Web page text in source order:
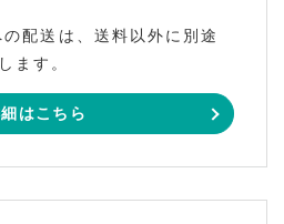
配送は、送料以外に別途
ます。
はこちら